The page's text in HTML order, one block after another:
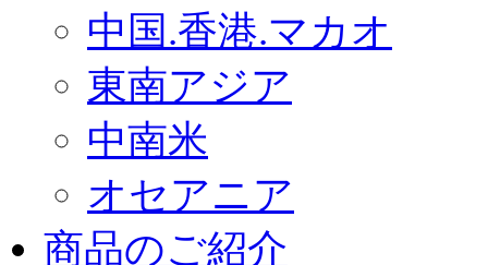
中国.香港.マカオ
東南アジア
中南米
オセアニア
商品のご紹介